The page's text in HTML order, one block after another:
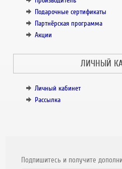
Подарочные сертификаты
Партнёрская программа
Акции
ЛИЧНЫЙ
Личный кабинет
Рассылка
Подпишитесь и получите